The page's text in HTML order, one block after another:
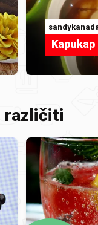
Kapukap
različiti